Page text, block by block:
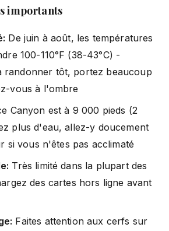
importants
De juin à août, les températures
100-110°F (38-43°C) -
randonner tôt, portez beaucoup
vous à l'ombre
Canyon est à 9 000 pieds (2
plus d'eau, allez-y doucement
si vous n'êtes pas acclimaté
Très limité dans la plupart des
des cartes hors ligne avant
Faites attention aux cerfs sur